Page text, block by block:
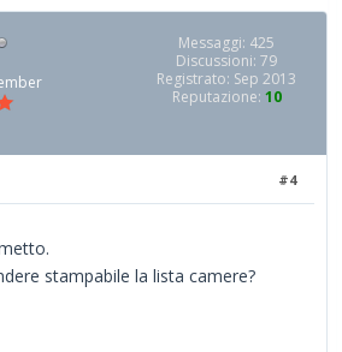
Messaggi: 425
Discussioni: 79
Registrato: Sep 2013
Reputazione: 10
#4
stampabile la lista camere?